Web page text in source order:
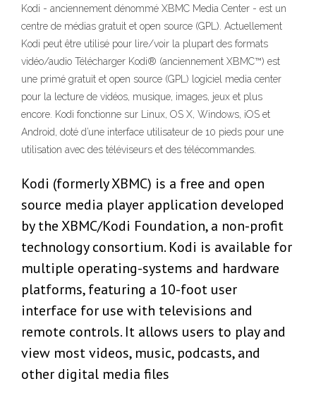
Kodi - anciennement dénommé XBMC Media Center - est un
centre de médias gratuit et open source (GPL). Actuellement
Kodi peut être utilisé pour lire/voir la plupart des formats
vidéo/audio Télécharger Kodi® (anciennement XBMC™) est
une primé gratuit et open source (GPL) logiciel media center
pour la lecture de vidéos, musique, images, jeux et plus
encore. Kodi fonctionne sur Linux, OS X, Windows, iOS et
Android, doté d’une interface utilisateur de 10 pieds pour une
utilisation avec des téléviseurs et des télécommandes.
Kodi (formerly XBMC) is a free and open
source media player application developed
by the XBMC/Kodi Foundation, a non-profit
technology consortium. Kodi is available for
multiple operating-systems and hardware
platforms, featuring a 10-foot user
interface for use with televisions and
remote controls. It allows users to play and
view most videos, music, podcasts, and
other digital media files